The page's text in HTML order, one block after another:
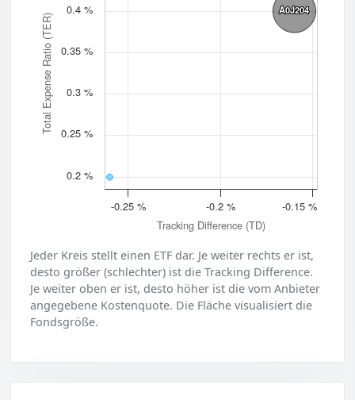
Tracking Difference (TD)
Total Expense Ratio (TER)
A0J204
A0J204
-0.25 % -0.2 % -0.15 %
0.2 %
0.25 %
0.3 %
0.35 %
0.4 %
Jeder Kreis stellt einen ETF dar. Je weiter rechts er ist,
desto größer (schlechter) ist die Tracking Difference.
Je weiter oben er ist, desto höher ist die vom Anbieter
angegebene Kostenquote. Die Fläche visualisiert die
Fondsgröße.